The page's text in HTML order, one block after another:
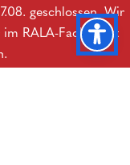
geschlossen. Wir
RALA-Fachmarkt